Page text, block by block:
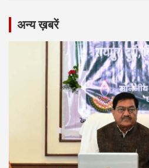
अन्य ख़बरें